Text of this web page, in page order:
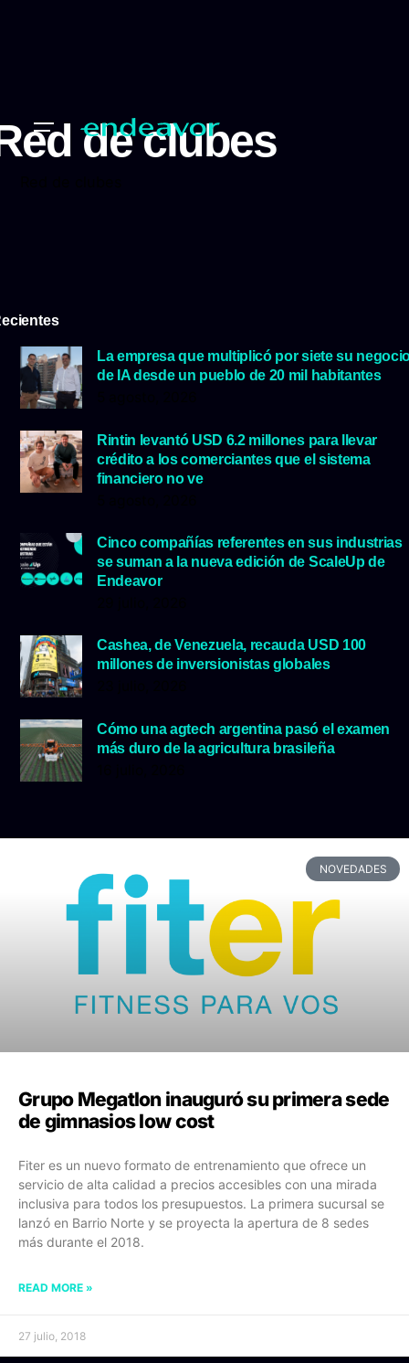
de clubes
La empresa que multiplicó por siete su
de IA desde un pueblo de 20 mil habitantes
Rintin levantó USD 6.2 millones para llevar
crédito a los comerciantes que el sistema
financiero no ve
Cinco compañías referentes en sus industrias
se suman a la nueva edición de ScaleUp de
Endeavor
Cashea, de Venezuela, recauda USD 100
millones de inversionistas globales
Cómo una agtech argentina pasó el examen
más duro de la agricultura brasileña
NOVEDADES
Grupo Megatlon inauguró su primera sede
de gimnasios low cost
Fiter es un nuevo formato de entrenamiento que ofrece un
servicio de alta calidad a precios accesibles con una mirada
inclusiva para todos los presupuestos. La primera sucursal se
lanzó en Barrio Norte y se proyecta la apertura de 8 sedes
más durante el 2018.
READ MORE »
27 julio, 2018